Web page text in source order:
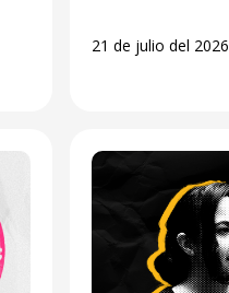
21 de julio del 2026